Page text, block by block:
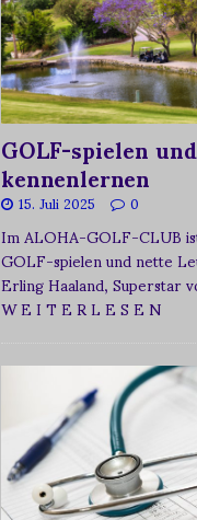
GOLF-spielen
kennenlernen
15. Juli 2025 0
Im ALOHA-GOLF-CLUB
GOLF-spielen und nette
Erling Haaland, Superstar
W E I T E R L E S E N